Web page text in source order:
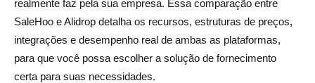
Qual ferramenta é melhor para iniciantes sem
experiência em comércio eletrônico?
Posso testar produtos de ambas as plataformas antes de
realmente faz pela sua empresa. Essa comparação entre
SaleHoo e Alidrop detalha os recursos, estruturas de preços,
integrações e desempenho real de ambas as plataformas,
para que você possa escolher a solução de fornecimento
certa para suas necessidades.